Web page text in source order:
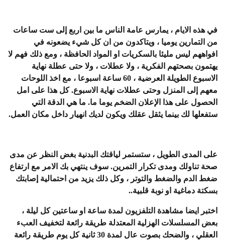
في هذه الايام ، يمارس عامة الناس ما بين اربع إلى ست ساعات
من التمارين يوميا ، ويتاكدون من ان كل شيء يضعونه في
افواههم ليس مليئا بالسكريات او المواد الحافظة ، ومع ذلك فهم لا
يهتمون بصحتهم الفكرية ، ولا عطلات ، ولا حتى عطلة نهاية
الاسبوع الطويلة العرضية ، 60 ساعة اسبوعا ، مع اخذ اللوحات
معهم إلى المنزل وحتى عطلات نهاية الاسبوع. كل هذا على امل
الحصول على هذا الإعلان الضخم يوما ما. ما هي الدقة التي
ستفعلها لك بينما يثقل عقلك ويكون لديك انهيار داخل مكان العمل.
على المدى الطويل ، ستستمر لياقتك البدنية بغض النظر عن مدى
صحة تناولك ومدى تكرار التمرين. سوف ينتهي بك الامر مع ارتفاع
ضغط الدم والضغط والتوتر ، وكل ذلك يزيد من احتمالية إصابتك
بسكتة دماغية او نوبة قلبية..
اختبر ايضا مشاهدة التلفزيون لمدة ساعة او ساعتين كل ليلة ،
بعض المسلسلات الهزلية المعتدلة طريقة رائعة لتخفيف العبء
العقلي ، والضحك بصوت عال لمدة 30 ثانية كل يوم طريقة رائعة